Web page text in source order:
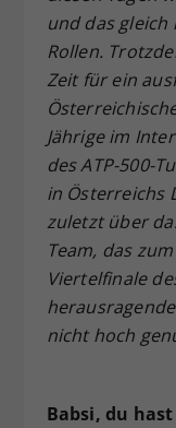
und das
Rollen.
Zeit für ein
Jährige im
des ATP-500-
in Österreichs
zuletzt über
Team, das
Viertelfinale
nicht hoch
Babsi, du
Zweck